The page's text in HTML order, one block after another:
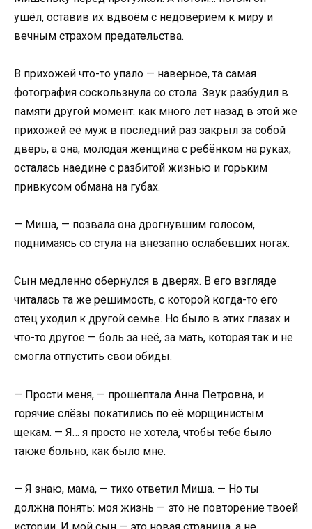
ушёл, оставив их вдвоём с недоверием к миру и
вечным страхом предательства.
В прихожей что-то упало — наверное, та самая
фотография соскользнула со стола. Звук разбудил в
памяти другой момент: как много лет назад в этой же
прихожей её муж в последний раз закрыл за собой
дверь, а она, молодая женщина с ребёнком на руках,
осталась наедине с разбитой жизнью и горьким
привкусом обмана на губах.
— Миша, — позвала она дрогнувшим голосом,
поднимаясь со стула на внезапно ослабевших ногах.
Сын медленно обернулся в дверях. В его взгляде
читалась та же решимость, с которой когда-то его
отец уходил к другой семье. Но было в этих глазах и
что-то другое — боль за неё, за мать, которая так и не
смогла отпустить свои обиды.
— Прости меня, — прошептала Анна Петровна, и
горячие слёзы покатились по её морщинистым
щекам. — Я… я просто не хотела, чтобы тебе было
также больно, как было мне.
— Я знаю, мама, — тихо ответил Миша. — Но ты
должна понять: моя жизнь — это не повторение твоей